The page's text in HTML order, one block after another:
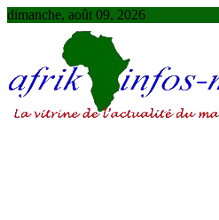
Skip
dimanche, août 09, 2026